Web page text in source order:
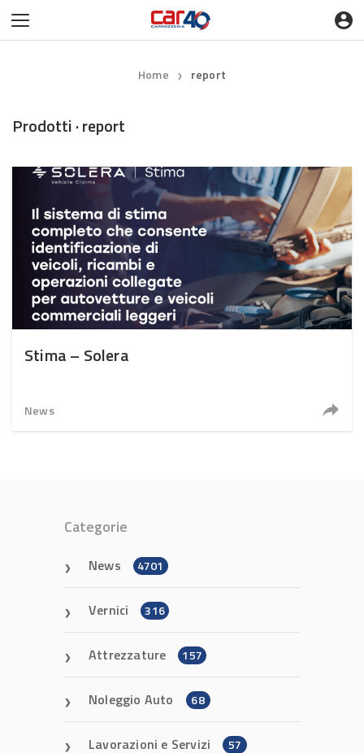
Home ❯ report
Prodotti · report
Stima – Solera
News
Categorie
News 4701
Vernici 316
Attrezzature 157
Noleggio Auto 68
Lavorazioni e Servizi 57